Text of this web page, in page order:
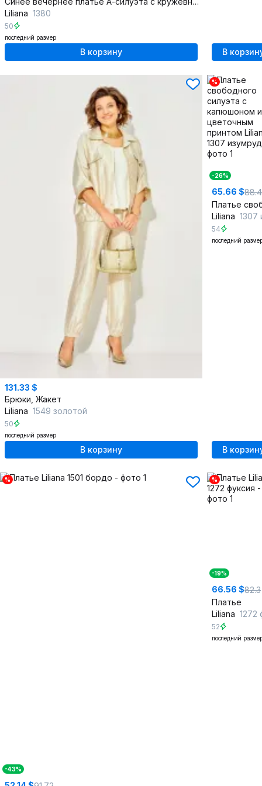
Liliana 1380
50
последний размер
В корзину В
131.33 $
Брюки, Жакет
Liliana 1549 золотой
50
последний размер
В корзину
%
-26%
65.66 $
Liliana 1307
54
последний
В
%
-43%
%
-19%
66.56 $82.3
Платье
Liliana 1272
52
последний